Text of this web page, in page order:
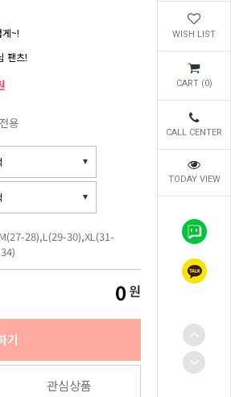
WISH LIST
CART (0)
CALL CENTER
TODAY VIEW
~!
팬츠!
용
28),L(29-30),XL(31-
0 원
기
관심상품